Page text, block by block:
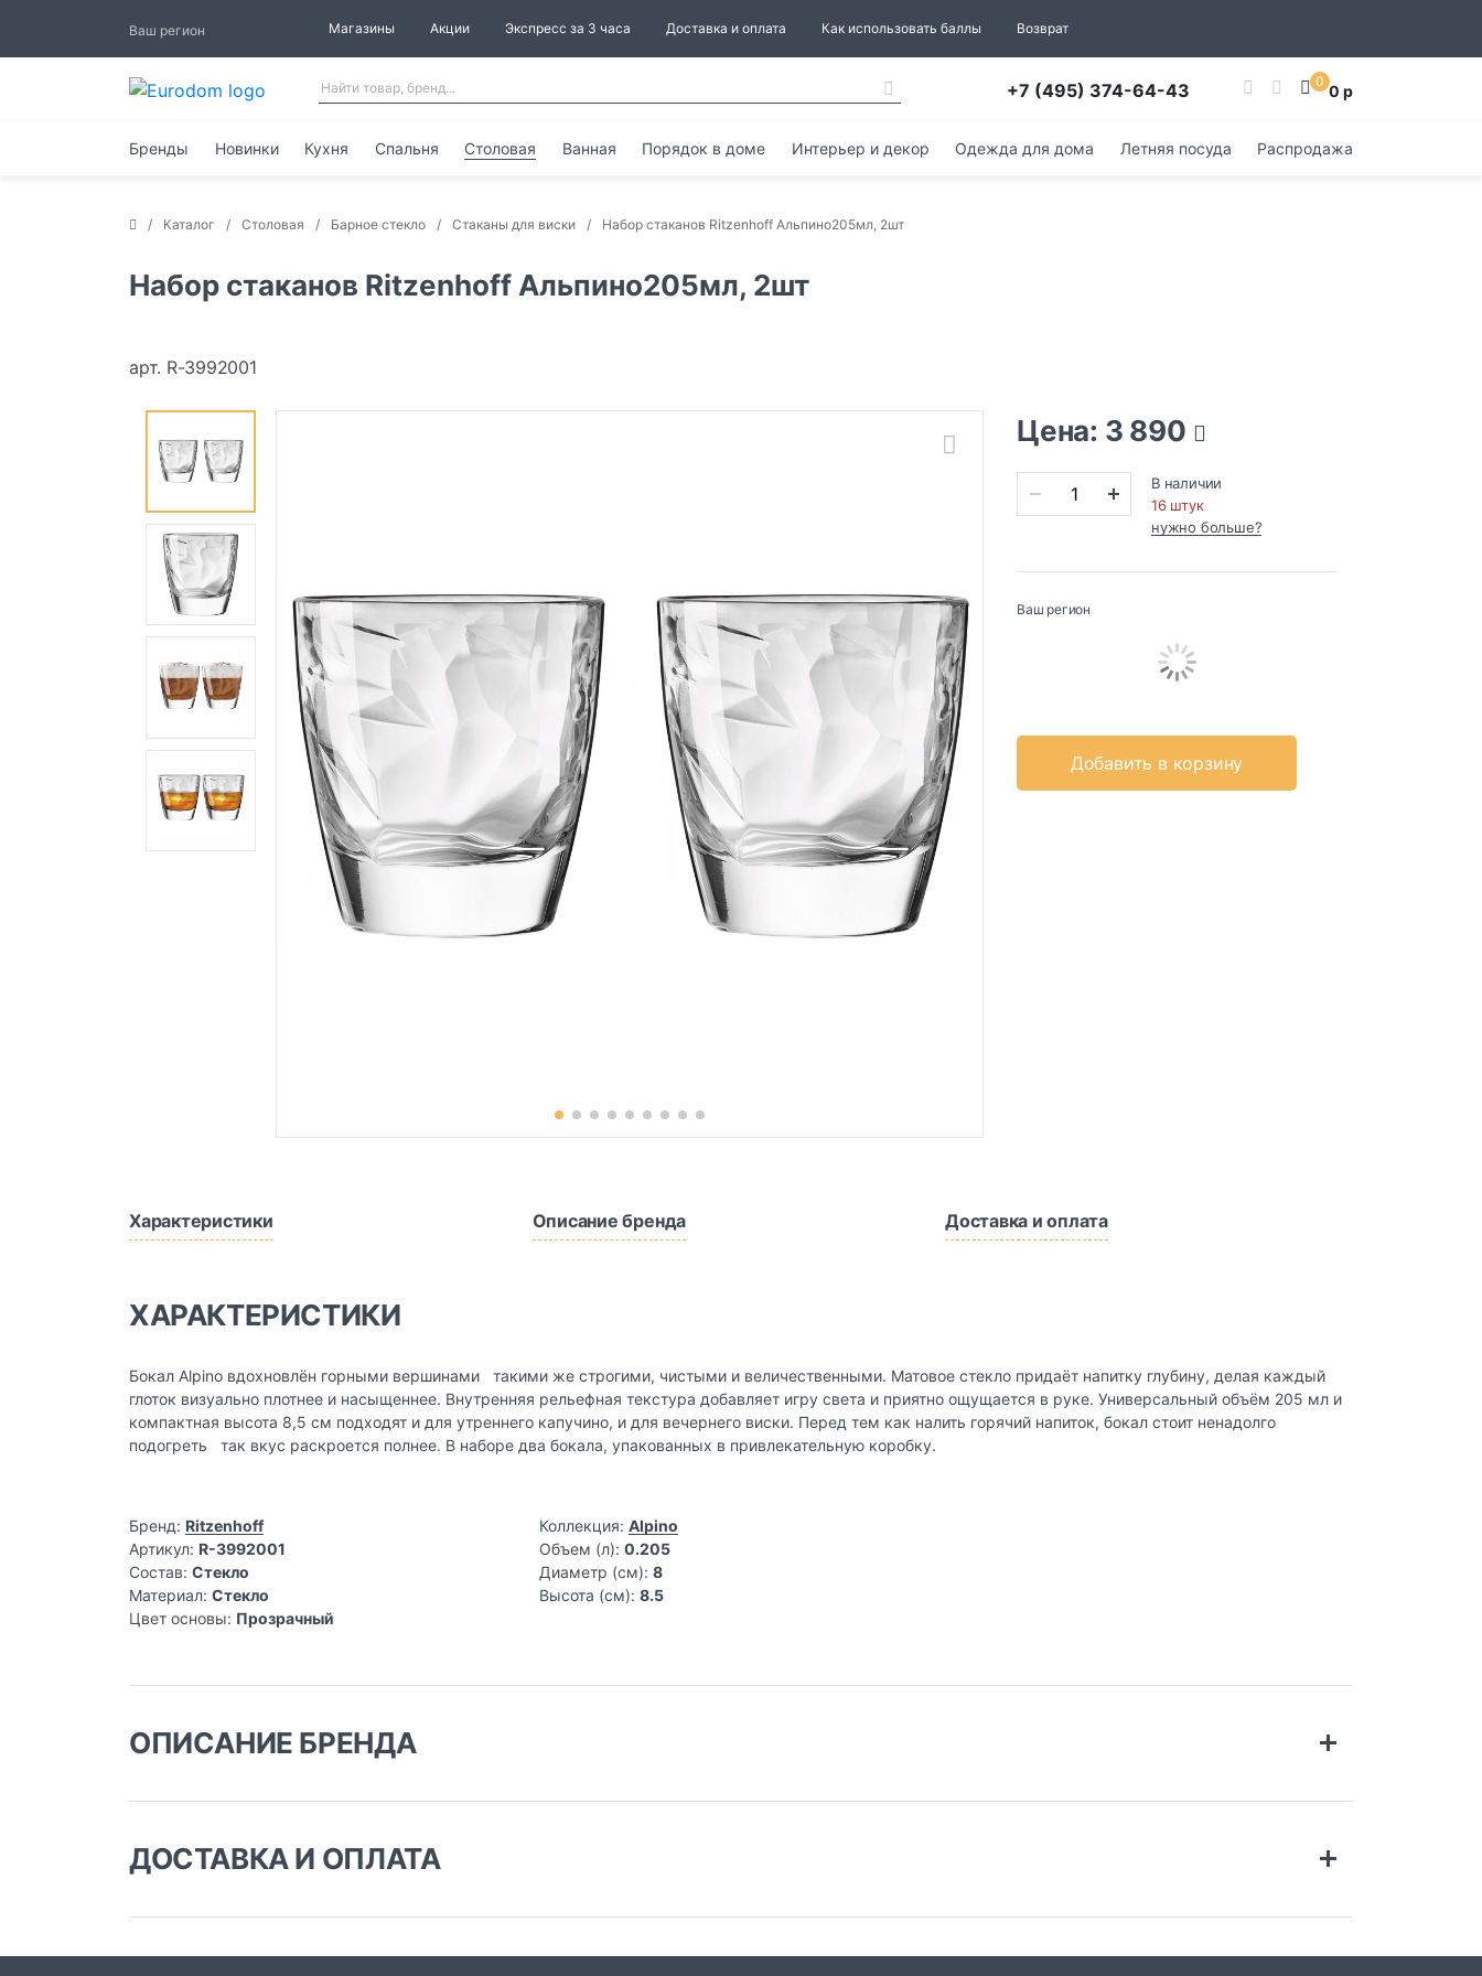
Ваш регион Магазины Акции Экспресс за 3 часа Доставка и оплата Как использовать баллы Возврат
+7 (495) 374-64-43 0 0 р
Бренды Новинки Кухня Спальня Столовая Ванная Порядок в доме Интерьер и декор Одежда для дома Летняя посуда Распродажа
Каталог Столовая Барное стекло Стаканы для виски Набор стаканов Ritzenhoff Aльпино205мл, 2шт
Набор стаканов Ritzenhoff Aльпино205мл, 2шт
арт. R-3992001
Цена: 3 890
В наличии
16 штук
нужно больше?
Ваш регион
Добавить в корзину
Характеристики Описание бренда Доставка и оплата
ХАРАКТЕРИСТИКИ
Бокал Alpino вдохновлён горными вершинами такими же строгими, чистыми и величественными. Матовое стекло придаёт напитку глубину, делая каждый
глоток визуально плотнее и насыщеннее. Внутренняя рельефная текстура добавляет игру света и приятно ощущается в руке. Универсальный объём 205 мл и
компактная высота 8,5 см подходят и для утреннего капучино, и для вечернего виски. Перед тем как налить горячий напиток, бокал стоит ненадолго
подогреть так вкус раскроется полнее. В наборе два бокала, упакованных в привлекательную коробку.
Бренд: Ritzenhoff
Артикул: R-3992001
Состав: Стекло
Материал: Стекло
Цвет основы: Прозрачный
Коллекция: Alpino
Объем (л): 0.205
Диаметр (см): 8
Высота (см): 8.5
ОПИСАНИЕ БРЕНДА
ДОСТАВКА И ОПЛАТА
Доставка в Москве и области Самовывоз из магазина на Трубной Доставка по России